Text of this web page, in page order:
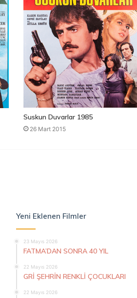
Suskun Duvarlar 1985
26 Mart 2015
Yeni Eklenen Filmler
23 Mayıs 2026
FATMA’DAN SONRA 40 YIL
22 Mayıs 2026
GRİ ŞEHRİN RENKLİ ÇOCUKLARI
22 Mayıs 2026